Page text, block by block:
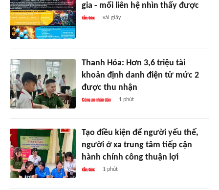
gia - mối liên hệ nhìn thấy được
vài giây
Thanh Hóa: Hơn 3,6 triệu tài
khoản định danh điện tử mức 2
được thu nhận
1 phút
Tạo điều kiện để người yếu thế,
người ở xa trung tâm tiếp cận
hành chính công thuận lợi
1 phút